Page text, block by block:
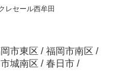
レセール西牟田
市東区 / 福岡市南区 /
城南区 / 春日市 /